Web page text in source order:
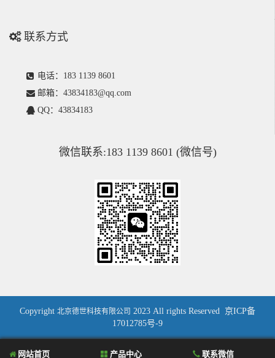
联系方式
电话：183 1139 8601
邮箱：43834183@qq.com
QQ：43834183
微信联系:183 1139 8601 (微信号)
Copyright 北京德世科技有限公司 2023 All rights Reserved 京ICP备
17012785号-9
网站首页 产品中心 联系微信